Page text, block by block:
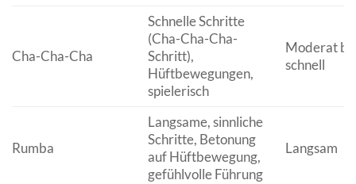
Cha-Cha-Cha
Schnelle Schritte
(Cha-Cha-Cha-
Schritt),
Hüftbewegungen,
spielerisch
Moderat bis
schnell
Rumba
Langsame, sinnliche
Schritte, Betonung
auf Hüftbewegung,
gefühlvolle Führung
Langsam